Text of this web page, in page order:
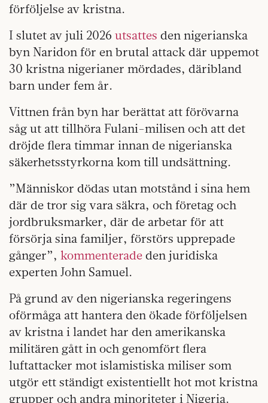
förföljelse av kristna.
I slutet av juli 2026 utsattes den nigerianska
byn Naridon för en brutal attack där uppemot
30 kristna nigerianer mördades, däribland
barn under fem år.
Vittnen från byn har berättat att förövarna
såg ut att tillhöra Fulani-milisen och att det
dröjde flera timmar innan de nigerianska
säkerhetsstyrkorna kom till undsättning.
”Människor dödas utan motstånd i sina hem
där de tror sig vara säkra, och företag och
jordbruksmarker, där de arbetar för att
försörja sina familjer, förstörs upprepade
gånger”, kommenterade den juridiska
experten John Samuel.
På grund av den nigerianska regeringens
oförmåga att hantera den ökade förföljelsen
av kristna i landet har den amerikanska
militären gått in och genomfört flera
luftattacker mot islamistiska miliser som
utgör ett ständigt existentiellt hot mot kristna
grupper och andra minoriteter i Nigeria.